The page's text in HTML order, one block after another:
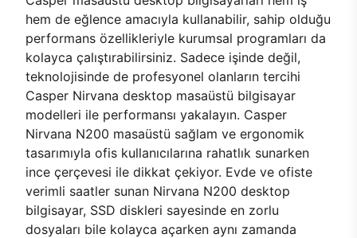
hem de eğlence amacıyla kullanabilir, sahip olduğu
performans özellikleriyle kurumsal programları da
kolayca çalıştırabilirsiniz. Sadece işinde değil,
teknolojisinde de profesyonel olanların tercihi
Casper Nirvana desktop masaüstü bilgisayar
modelleri ile performansı yakalayın. Casper
Nirvana N200 masaüstü sağlam ve ergonomik
tasarımıyla ofis kullanıcılarına rahatlık sunarken
ince çerçevesi ile dikkat çekiyor. Evde ve ofiste
verimli saatler sunan Nirvana N200 desktop
bilgisayar, SSD diskleri sayesinde en zorlu
dosyaları bile kolayca açarken aynı zamanda